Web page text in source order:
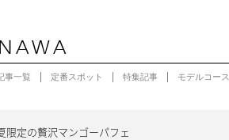
事一覧 定番スポット 特集記事 モデルコース
限定の贅沢マンゴーパフェ